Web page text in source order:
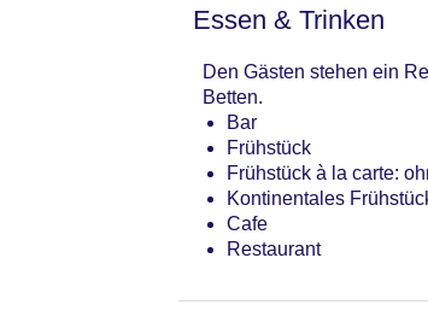
Gesamtanzahl der
Landeskategorie: 3
Essen & Trinken
Den Gästen stehen ein
Betten.
Bar
Frühstück
Frühstück à la carte:
Kontinentales
Cafe
Restaurant